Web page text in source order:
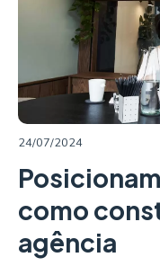
24/07/2024
como
agência